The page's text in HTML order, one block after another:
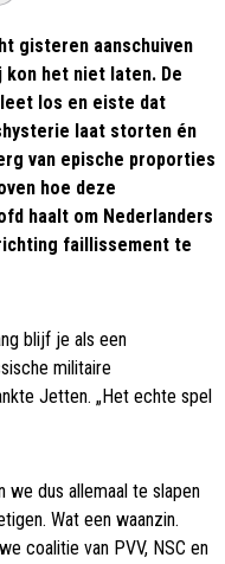
gisteren aanschuiven
kon het niet laten. De
los en eiste dat
laat storten én
van epische proporties
hoe deze
haalt om Nederlanders
faillissement te
blijf je als een
militaire
Jetten. „Het echte spel
we dus allemaal te slapen
Wat een waanzin.
coalitie van PVV, NSC en